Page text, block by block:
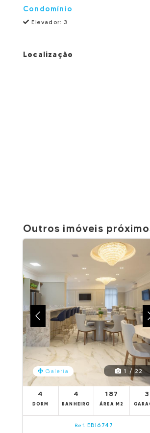
Condomínio
Elevador: 3
Localização
Outros imóveis
Galeria 1 / 22
4
DORM
4
BANHEIRO
187
ÁREA M2
3
Ref. EBI6747